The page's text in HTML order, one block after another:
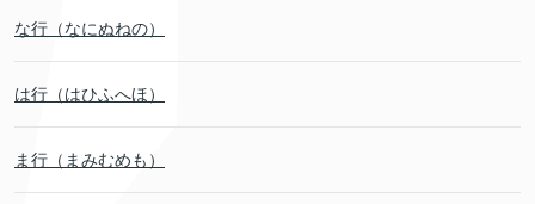
な行（なにぬねの）
は行（はひふへほ）
ま行（まみむめも）